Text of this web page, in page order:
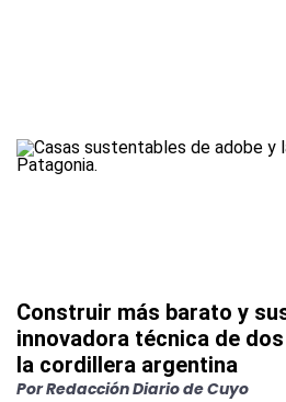
Construir más barato y
innovadora técnica de
la cordillera argentina
PorRedacción Diario de Cuyo